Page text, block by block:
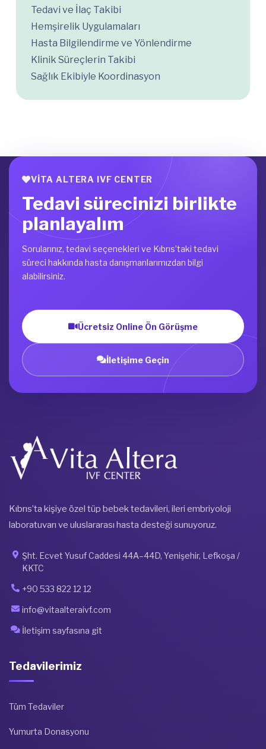
Tedavi ve İlaç Takibi
Hemşirelik Uygulamaları
Hasta Bilgilendirme ve Yönlendirme
Klinik Süreçlerin Takibi
Sağlık Ekibiyle Koordinasyon
VITA ALTERA IVF CENTER
Tedavi sürecinizi birlikte
planlayalım
Sorularınız, tedavi seçenekleri ve Kıbrıs’taki tedavi
süreci hakkında hasta danışmanlarımızdan bilgi
alabilirsiniz.
Ücretsiz Online Ön Görüşme
İletişime Geçin
Kıbrıs’ta kişiye özel tüp bebek tedavileri, ileri embriyoloji
laboratuvarı ve uluslararası hasta desteği sunuyoruz.
Şht. Ecvet Yusuf Caddesi 44A–44D, Yenişehir, Lefkoşa /
KKTC
+90 533 822 12 12
info@vitaalteraivf.com
İletişim sayfasına git
Tedavilerimiz
Tüm Tedaviler
Yumurta Donasyonu